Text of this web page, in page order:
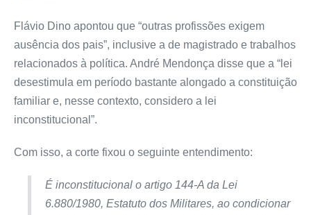
Flávio Dino apontou que “outras profissões exigem
ausência dos pais”, inclusive a de magistrado e trabalhos
relacionados à política. André Mendonça disse que a “lei
desestimula em período bastante alongado a constituição
familiar e, nesse contexto, considero a lei
inconstitucional”.
Com isso, a corte fixou o seguinte entendimento:
É inconstitucional o artigo 144-A da Lei
6.880/1980, Estatuto dos Militares, ao condicionar